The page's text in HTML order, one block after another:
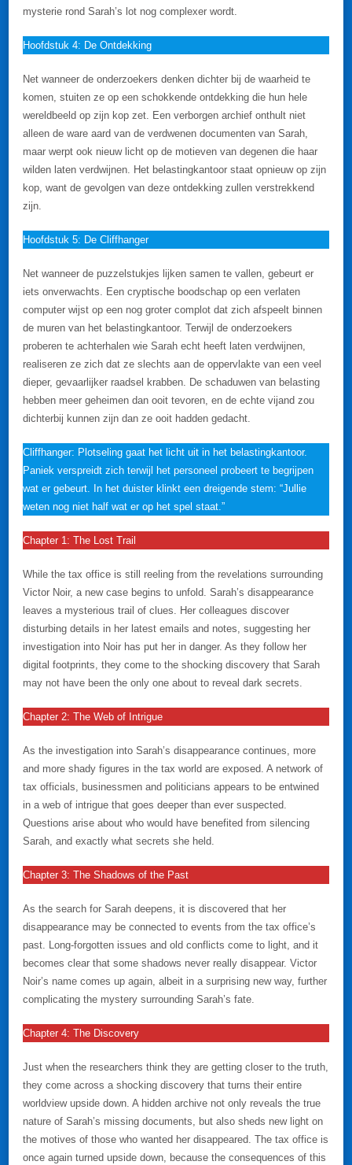
mysterie rond Sarah’s lot nog complexer wordt.
Hoofdstuk 4: De Ontdekking
Net wanneer de onderzoekers denken dichter bij de waarheid te
komen, stuiten ze op een schokkende ontdekking die hun hele
wereldbeeld op zijn kop zet. Een verborgen archief onthult niet
alleen de ware aard van de verdwenen documenten van Sarah,
maar werpt ook nieuw licht op de motieven van degenen die haar
wilden laten verdwijnen. Het belastingkantoor staat opnieuw op zijn
kop, want de gevolgen van deze ontdekking zullen verstrekkend
zijn.
Hoofdstuk 5: De Cliffhanger
Net wanneer de puzzelstukjes lijken samen te vallen, gebeurt er
iets onverwachts. Een cryptische boodschap op een verlaten
computer wijst op een nog groter complot dat zich afspeelt binnen
de muren van het belastingkantoor. Terwijl de onderzoekers
proberen te achterhalen wie Sarah echt heeft laten verdwijnen,
realiseren ze zich dat ze slechts aan de oppervlakte van een veel
dieper, gevaarlijker raadsel krabben. De schaduwen van belasting
hebben meer geheimen dan ooit tevoren, en de echte vijand zou
dichterbij kunnen zijn dan ze ooit hadden gedacht.
Cliffhanger: Plotseling gaat het licht uit in het belastingkantoor.
Paniek verspreidt zich terwijl het personeel probeert te begrijpen
wat er gebeurt. In het duister klinkt een dreigende stem: “Jullie
weten nog niet half wat er op het spel staat.”
Chapter 1: The Lost Trail
While the tax office is still reeling from the revelations surrounding
Victor Noir, a new case begins to unfold. Sarah’s disappearance
leaves a mysterious trail of clues. Her colleagues discover
disturbing details in her latest emails and notes, suggesting her
investigation into Noir has put her in danger. As they follow her
digital footprints, they come to the shocking discovery that Sarah
may not have been the only one about to reveal dark secrets.
Chapter 2: The Web of Intrigue
As the investigation into Sarah’s disappearance continues, more
and more shady figures in the tax world are exposed. A network of
tax officials, businessmen and politicians appears to be entwined
in a web of intrigue that goes deeper than ever suspected.
Questions arise about who would have benefited from silencing
Sarah, and exactly what secrets she held.
Chapter 3: The Shadows of the Past
As the search for Sarah deepens, it is discovered that her
disappearance may be connected to events from the tax office’s
past. Long-forgotten issues and old conflicts come to light, and it
becomes clear that some shadows never really disappear. Victor
Noir’s name comes up again, albeit in a surprising new way, further
complicating the mystery surrounding Sarah’s fate.
Chapter 4: The Discovery
Just when the researchers think they are getting closer to the truth,
they come across a shocking discovery that turns their entire
worldview upside down. A hidden archive not only reveals the true
nature of Sarah’s missing documents, but also sheds new light on
the motives of those who wanted her disappeared. The tax office is
once again turned upside down, because the consequences of this